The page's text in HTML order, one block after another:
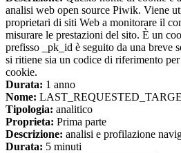
analisi web open source Piwik. Viene
proprietari di siti Web a monitorare il
misurare le prestazioni del sito. È un
prefisso _pk_id è seguito da una breve
si ritiene sia un codice di riferimento
cookie.
Durata: 1 anno
Nome:
Tipologia: analitico
Proprieta: Prima parte
Descrizione: analisi e profilazione
Durata: 5 minuti